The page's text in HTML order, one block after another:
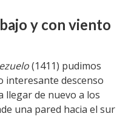
y con viento
(1411) pudimos
descenso
llegar de nuevo a los
una pared hacia el sur